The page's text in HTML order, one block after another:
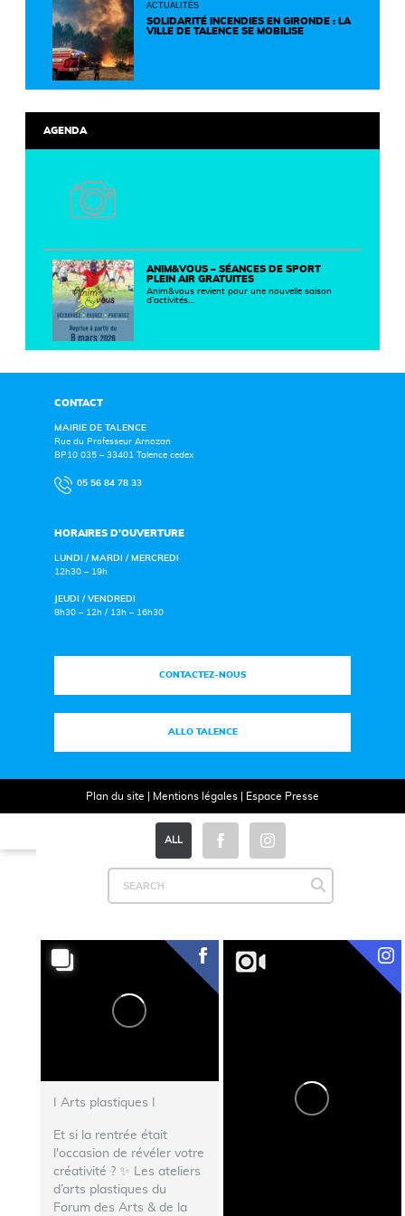
ALL
I Arts plastiques I
Et si la rentrée était
l'occasion de révéler votre
créativité ? ✨ Les ateliers
d’arts plastiques du
Forum des Arts & de la
ACTUALITÉS
SOLIDARITÉ INCENDIES EN GIRONDE : LA
VILLE DE TALENCE SE MOBILISE
AGENDA
ANIM&VOUS – SÉANCES DE SPORT
PLEIN AIR GRATUITES
Anim&vous revient pour une nouvelle saison
d’activités…
CONTACT
MAIRIE DE TALENCE
Rue du Professeur Arnozan
BP10 035 – 33401 Talence cedex
05 56 84 78 33
HORAIRES D’OUVERTURE
LUNDI / MARDI / MERCREDI
12h30 – 19h
JEUDI / VENDREDI
8h30 – 12h / 13h – 16h30
CONTACTEZ-NOUS
ALLO TALENCE
Plan du site Mentions légales| Espace Presse